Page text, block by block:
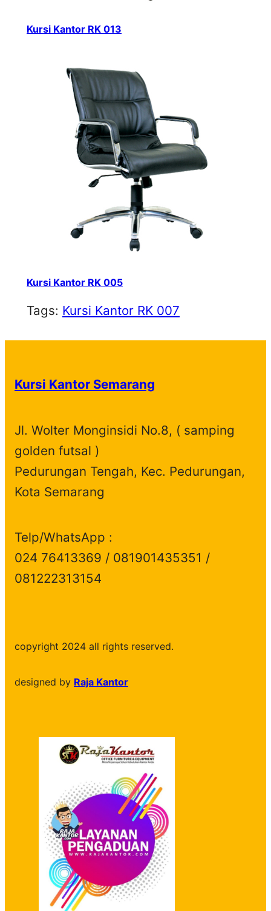
Kursi Kantor RK 013
Kursi Kantor RK 005
Tags: Kursi Kantor RK 007
Kursi Kantor Semarang
Jl. Wolter Monginsidi No.8, ( samping
golden futsal )
Pedurungan Tengah, Kec. Pedurungan,
Kota Semarang
Telp/WhatsApp :
024 76413369 / 081901435351 /
081222313154
copyright 2024 all rights reserved.
designed by Raja Kantor